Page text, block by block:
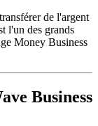
de l'argent
l'un des grands
Money Business
Business